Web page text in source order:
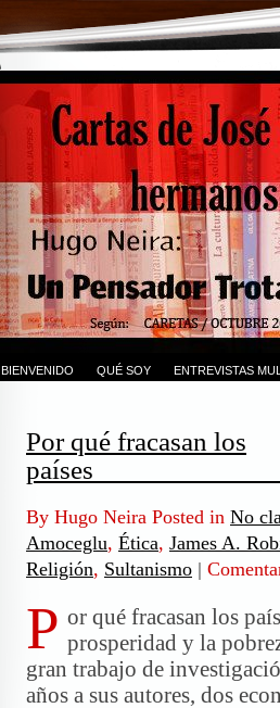
BIENVENIDO QUÉ SOY ENTREVISTAS
Por qué fracasan los
By Hugo Neira Posted in No
Amoceglu, Ética, James A.
Religión, Sultanismo |
P or qué fracasan los
prosperidad y la
gran trabajo de
años a sus autores, dos